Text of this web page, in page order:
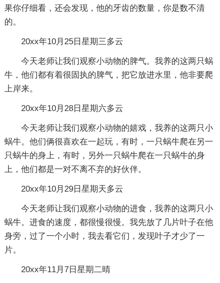
果你仔细看，还会发现，他的牙齿的数量，你是数不清
的。
20xx年10月25日星期三多云
今天老师让我们观察小动物的脾气。我养的这两只蜗
牛，他们都有着很固执的脾气，把它放进水里，他非要爬
上岸来。
20xx年10月28日星期六多云
今天老师让我们观察小动物的嬉戏，我养的这两只小
蜗牛。他们俩很喜欢在一起玩，有时，一只蜗牛爬在另一
只蜗牛的身上，有时，另外一只蜗牛爬在一只蜗牛的身
上，他们都是一对不离不弃的好伙伴。
20xx年10月29日星期天多云
今天老师让我们观察小动物的进食，我养的这两只小
蜗牛。进食的速度，都很慢很慢。我先放了几片叶子在他
身旁，过了一个小时，我去看它们，发现叶子才少了一
片。
20xx年11月7日星期二晴